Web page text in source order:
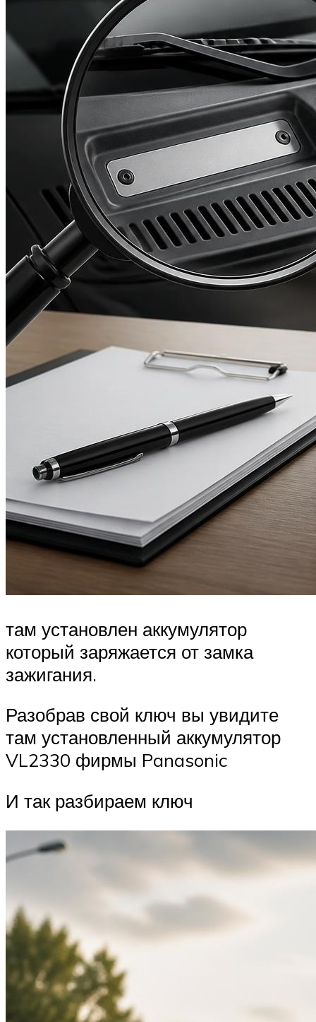
там установлен аккумулятор
который заряжается от замка
зажигания.
Разобрав свой ключ вы увидите
там установленный аккумулятор
VL2330 фирмы Panasonic
И так разбираем ключ